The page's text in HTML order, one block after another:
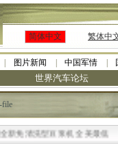
简体中文 繁体中
图片新闻 中国军情
世界汽车论坛
file
浆机 全美最低